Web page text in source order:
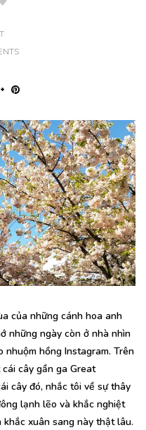
của những cánh hoa anh
những ngày còn ở nhà nhìn
nhuộm hồng Instagram. Trên
cây gần ga Great
cây đó, nhắc tôi về sự thây
lạnh lẽo và khắc nghiệt
xuân sang này thật lâu.